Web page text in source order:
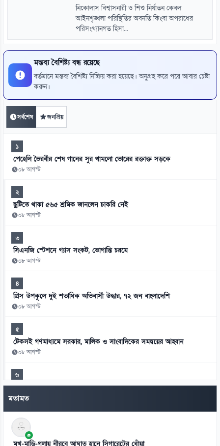
নিকোলাস বিশ্বাসনারী ও শিশু নির্যাতন কেবল
আইনশৃঙ্খলা পরিস্থিতির অবনতি কিংবা অপরাধের
পরিসংখ্যানগত হিসা...
মন্তব্য বৈশিষ্ট্য বন্ধ রয়েছে
বর্তমানে মন্তব্য বৈশিষ্ট্য নিষ্ক্রিয় করা হয়েছে। অনুগ্রহ করে পরে আবার চেষ্টা
করুন।
সর্বশেষ জনপ্রিয়
১
পেহেলি ভৈরবীর শেষ গানের সুর থামলো ভোরের রক্তাক্ত সড়কে
০৮ আগস্ট
২
ছুটিতে থাকা ৫৬৫ শ্রমিক জানলেন চাকরি নেই
০৮ আগস্ট
৩
সিএনজি স্টেশনে গ্যাস সংকট, ভোগান্তি চরমে
০৮ আগস্ট
৪
গ্রিস উপকূলে দুই শতাধিক অভিবাসী উদ্ধার, ৭২ জন বাংলাদেশি
০৮ আগস্ট
৫
টেকসই গণমাধ্যমে সরকার, মালিক ও সাংবাদিকের সমন্বয়ের আহ্বান
০৮ আগস্ট
৬
দিল্লিতে হাসিনার বক্তব্যে ক্ষুব্ধ জামায়াত, ভারতের সমালোচনা
০৮ আগস্ট
৭
শেখ হাসিনার বক্তব্য গুরুত্ব দিচ্ছে না সরকার: স্বরাষ্ট্রমন্ত্রী
০৭ আগস্ট
মতামত
মুখ-মাড়ি-গলায় নীরবে আঘাত হানে সিগারেটের ধোঁয়া